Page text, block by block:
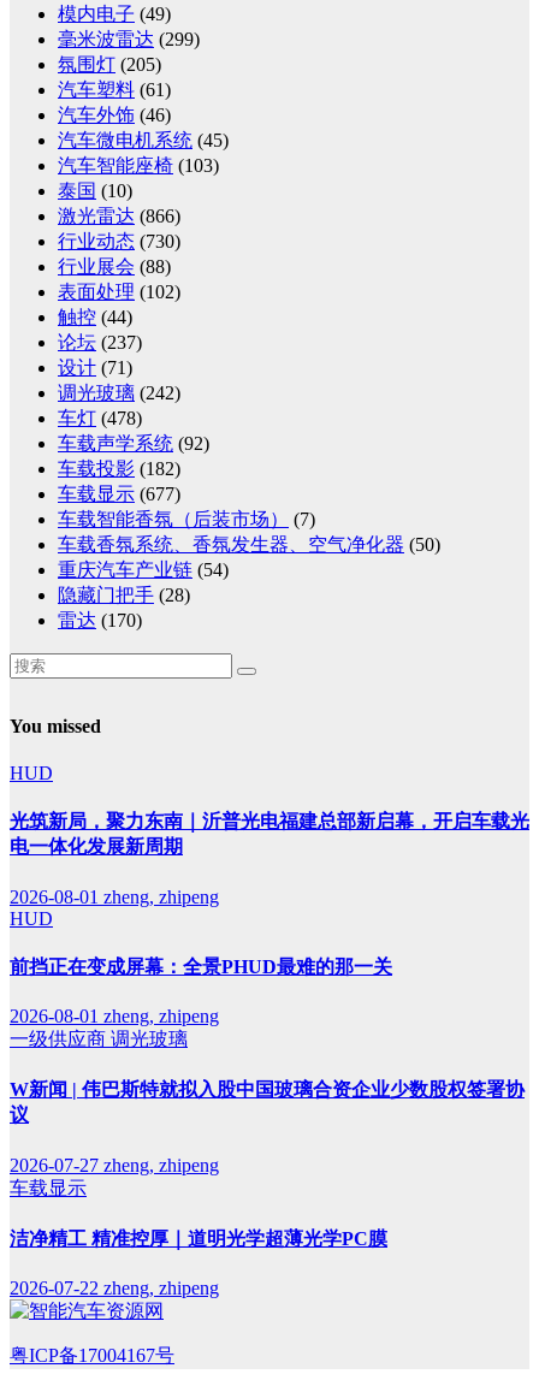
模内电子 (49)
毫米波雷达 (299)
氛围灯 (205)
汽车塑料 (61)
汽车外饰 (46)
汽车微电机系统 (45)
汽车智能座椅 (103)
泰国 (10)
激光雷达 (866)
行业动态 (730)
行业展会 (88)
表面处理 (102)
触控 (44)
论坛 (237)
设计 (71)
调光玻璃 (242)
车灯 (478)
车载声学系统 (92)
车载投影 (182)
车载显示 (677)
车载智能香氛（后装市场）
(7)
车载香氛系统、香氛发生器、空气净化器 (50)
重庆汽车产业链 (54)
隐藏门把手 (28)
雷达 (170)
You missed
HUD
光筑新局，聚力东南｜沂普光电福建总部新启幕，开启车载光
电一体化发展新周期
2026-08-01 zheng, zhipeng
HUD
前挡正在变成屏幕：全景PHUD最难的那一关
2026-08-01 zheng, zhipeng
一级供应商 调光玻璃
W新闻 | 伟巴斯特就拟入股中国玻璃合资企业少数股权签署协
议
2026-07-27 zheng, zhipeng
车载显示
洁净精工 精准控厚｜道明光学超薄光学PC膜
2026-07-22 zheng, zhipeng
粤ICP备17004167号